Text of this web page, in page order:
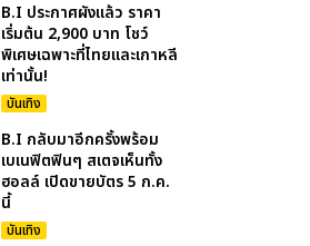
B.I ประกาศผังแล้ว ราคา
เริ่มต้น 2,900 บาท โชว์
พิเศษเฉพาะที่ไทยและเกาหลี
เท่านั้น!
บันเทิง
B.I กลับมาอีกครั้งพร้อม
เบเนฟิตฟินๆ สเตจเห็นทั้ง
ฮอลล์ เปิดขายบัตร 5 ก.ค.
นี้
บันเทิง